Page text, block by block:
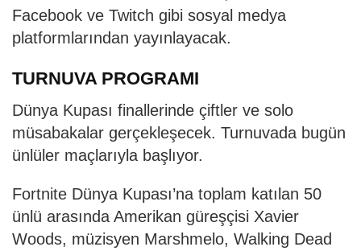
Facebook ve Twitch gibi sosyal medya
platformlarından yayınlayacak.
TURNUVA PROGRAMI
Dünya Kupası finallerinde çiftler ve solo
müsabakalar gerçekleşecek. Turnuvada bugün
ünlüler maçlarıyla başlıyor.
Fortnite Dünya Kupası’na toplam katılan 50
ünlü arasında Amerikan güreşçisi Xavier
Woods, müzisyen Marshmelo, Walking Dead